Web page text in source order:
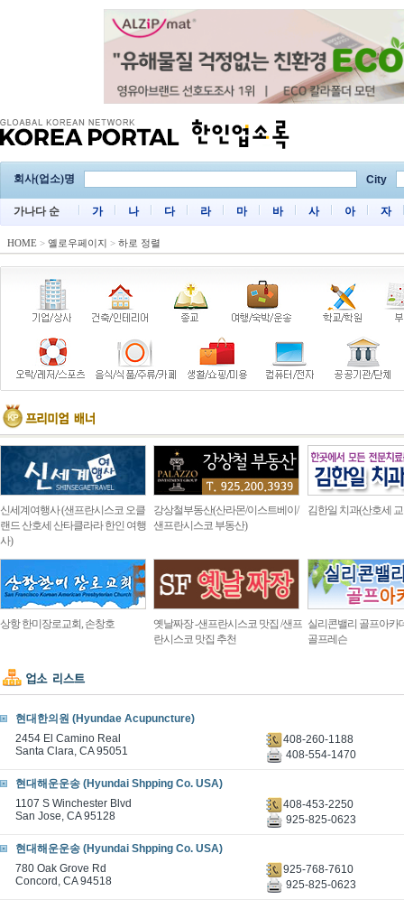
회사(업소)명 City
가나다 순 가 나 다 라 마 바 사 아 자
HOME > 옐로우페이지 > 하로 정렬
신세계여행사 (샌프란시스코 오클
랜드 산호세 산타클라라 한인 여행
사)
강상철부동산(산라몬/이스트베이/
샌프란시스코 부동산)
김한일 치과(산호세
상항 한미장로교회, 손창호
옛날짜장 -샌프란시스코 맛집 /샌프
란시스코 맛집 추천
실리콘밸리 골프아카
골프레슨
현대한의원 (Hyundae Acupuncture)
2454 El Camino Real
Santa Clara, CA 95051
408-260-1188
408-554-1470
현대해운운송 (Hyundai Shpping Co. USA)
1107 S Winchester Blvd
San Jose, CA 95128
408-453-2250
925-825-0623
현대해운운송 (Hyundai Shpping Co. USA)
780 Oak Grove Rd
Concord, CA 94518
925-768-7610
925-825-0623